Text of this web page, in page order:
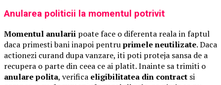
Anularea politicii la momentul potrivit
Momentul anularii poate face o diferenta reala in faptul
daca primesti bani inapoi pentruprimele neutilizate. Daca
actionezi curand dupa vanzare, iti poti proteja sansa de a
recupera o parte din ceea ce ai platit. Inainte sa trimiti o
anulare polita, verifica eligibilitatea din contract si